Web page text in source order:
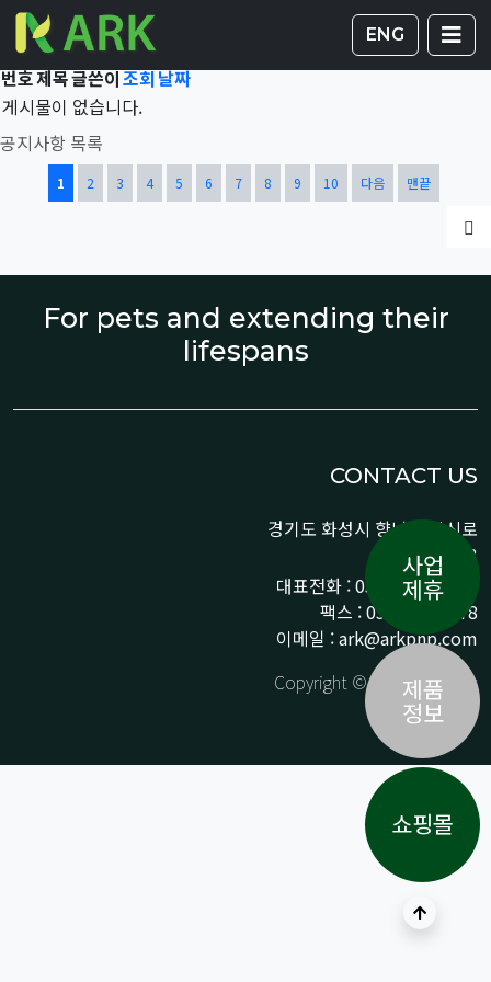
ENG
Total 41,661건1 페이지 게시판
공지사항 목록
번호제목글쓴이조회날짜
게시물이 없습니다.
열린
1 페이지
2
페이지3페이지4
페이지5페이지6
페이지7
페이지8
페이지9
페이지10
페이지 다음 맨끝
For pets and extending their
lifespans
CONTACT US
경기도 화성시 향남읍 상신로
290-13
대표전화 : 031-359-9776 /
팩스 : 031-359-9778
이메일 : ark@arkpnp.com
Copyright © ARK All Rights
Reserved.
상단으로
사업
제휴
제품
정보
쇼핑몰